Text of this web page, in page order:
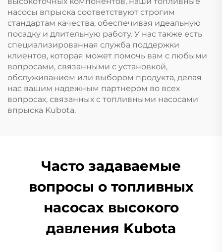
насосы впрыска соответствуют строгим
стандартам качества, обеспечивая идеальную
посадку и длительную работу. У нас также есть
специализированная служба поддержки
клиентов, которая может помочь вам с любыми
вопросами, связанными с установкой,
обслуживанием или выбором продукта, делая
нас вашим надежным партнером во всех
вопросах, связанных с топливными насосами
впрыска Kubota.
Часто задаваемые
вопросы о топливных
насосах высокого
давления Kubota